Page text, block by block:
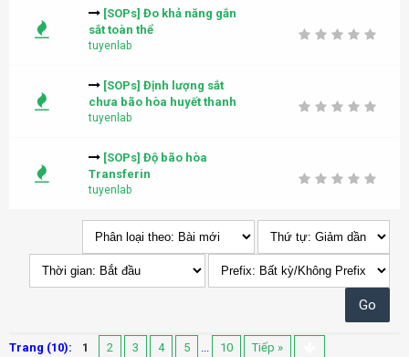
[SOPs] Đo khả năng gắn
sắt toàn thể
tuyenlab
[SOPs] Định lượng sắt
chưa bão hòa huyết thanh
tuyenlab
[SOPs] Độ bão hòa
Transferin
tuyenlab
Trang (10): 1 2 3 4 5 ... 10 Tiếp »